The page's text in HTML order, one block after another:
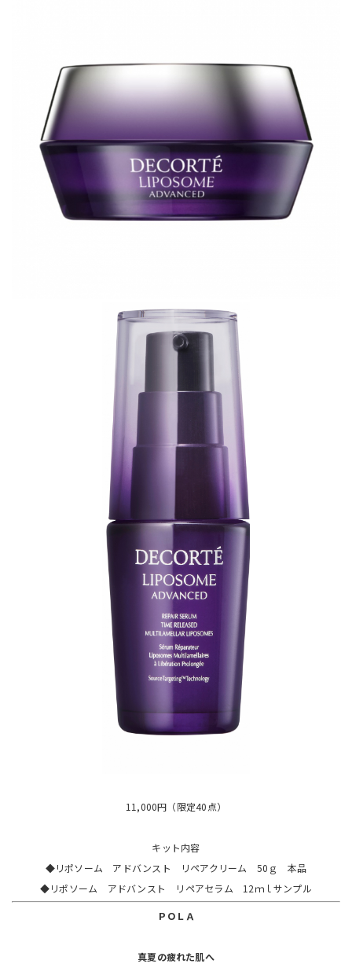
11,000円（限定40点）
キット内容
◆リポソーム アドバンスト リペアクリーム 50ｇ 本品
◆リポソーム アドバンスト リペアセラム 12ｍｌサンプル
ＰＯＬＡ
真夏の疲れた肌へ